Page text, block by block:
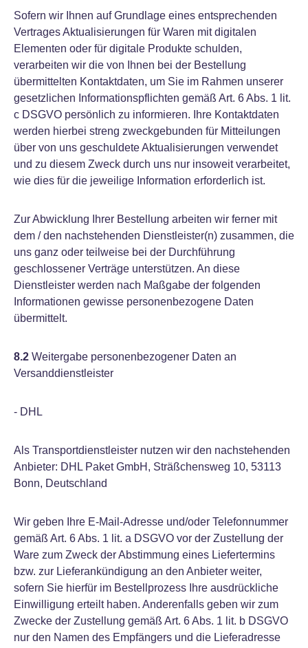
Sofern wir Ihnen auf Grundlage eines entsprechenden
Vertrages Aktualisierungen für Waren mit digitalen
Elementen oder für digitale Produkte schulden,
verarbeiten wir die von Ihnen bei der Bestellung
übermittelten Kontaktdaten, um Sie im Rahmen unserer
gesetzlichen Informationspflichten gemäß Art. 6 Abs. 1 lit.
c DSGVO persönlich zu informieren. Ihre Kontaktdaten
werden hierbei streng zweckgebunden für Mitteilungen
über von uns geschuldete Aktualisierungen verwendet
und zu diesem Zweck durch uns nur insoweit verarbeitet,
wie dies für die jeweilige Information erforderlich ist.
Zur Abwicklung Ihrer Bestellung arbeiten wir ferner mit
dem / den nachstehenden Dienstleister(n) zusammen, die
uns ganz oder teilweise bei der Durchführung
geschlossener Verträge unterstützen. An diese
Dienstleister werden nach Maßgabe der folgenden
Informationen gewisse personenbezogene Daten
übermittelt.
8.2 Weitergabe personenbezogener Daten an
Versanddienstleister
- DHL
Als Transportdienstleister nutzen wir den nachstehenden
Anbieter: DHL Paket GmbH, Sträßchensweg 10, 53113
Bonn, Deutschland
Wir geben Ihre E-Mail-Adresse und/oder Telefonnummer
gemäß Art. 6 Abs. 1 lit. a DSGVO vor der Zustellung der
Ware zum Zweck der Abstimmung eines Liefertermins
bzw. zur Lieferankündigung an den Anbieter weiter,
sofern Sie hierfür im Bestellprozess Ihre ausdrückliche
Einwilligung erteilt haben. Anderenfalls geben wir zum
Zwecke der Zustellung gemäß Art. 6 Abs. 1 lit. b DSGVO
nur den Namen des Empfängers und die Lieferadresse